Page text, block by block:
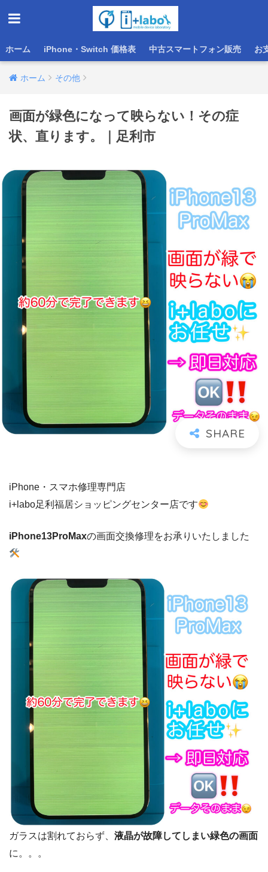
ホーム iPhone・Switch 価格表 中古スマートフォン販売 お
ホーム その他
画面が緑色になって映らない！その症
状、直ります。｜足利市
iPhone・スマホ修理専門店
i+labo足利福居ショッピングセンター店です
iPhone13ProMaxの画面交換修理をお承りいたしました
ガラスは割れておらず、 液晶が故障してしまい緑色の画面
に。。。